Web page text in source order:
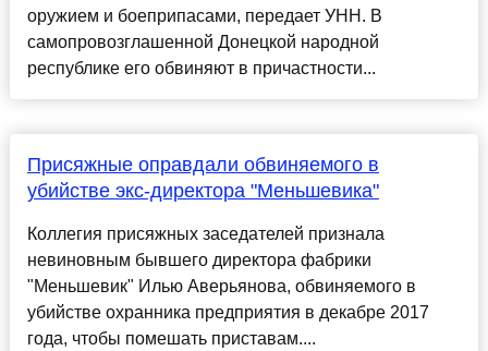
оружием и боеприпасами, передает УНН. В
самопровозглашенной Донецкой народной
республике его обвиняют в причастности...
Присяжные оправдали обвиняемого в
убийстве экс-директора "Меньшевика"
Коллегия присяжных заседателей признала
невиновным бывшего директора фабрики
"Меньшевик" Илью Аверьянова, обвиняемого в
убийстве охранника предприятия в декабре 2017
года, чтобы помешать приставам....